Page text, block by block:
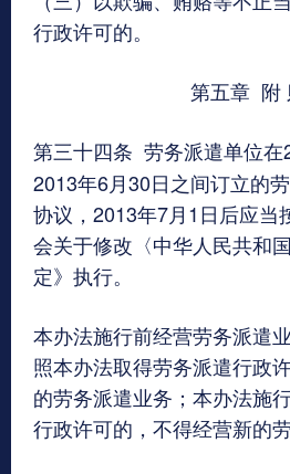
行政许可的。
第五章 附
第三十四条 劳务派遣单位
2013年6月30日之间订立的
协议，2013年7月1日后应当
会关于修改〈中华人民共和
定》执行。
本办法施行前经营劳务派遣
照本办法取得劳务派遣行政
的劳务派遣业务；本办法施
行政许可的，不得经营新的